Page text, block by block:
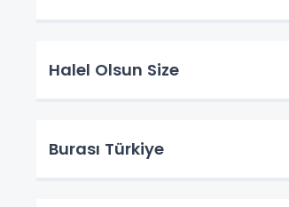
Halel Olsun Size
Burası Türkiye